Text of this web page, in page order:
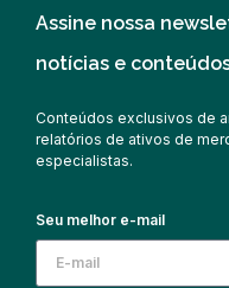
Assine nossa
notícias e
Conteúdos exclusivos de
relatórios de ativos de
especialistas.
Seu melhor e-mail